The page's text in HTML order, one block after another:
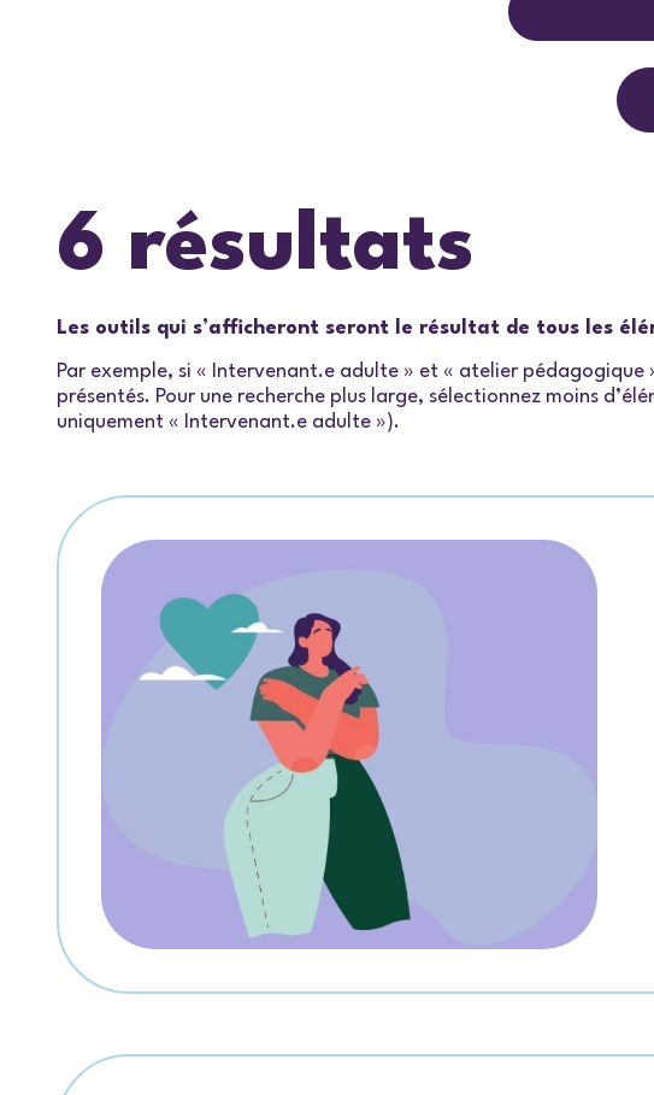
6 résultats
Les outils qui s’afficheront seront le résultat de tous les
Par exemple, si « Intervenant.e adulte » et « atelier
présentés. Pour une recherche plus large, sélectionnez moins
uniquement « Intervenant.e adulte »).